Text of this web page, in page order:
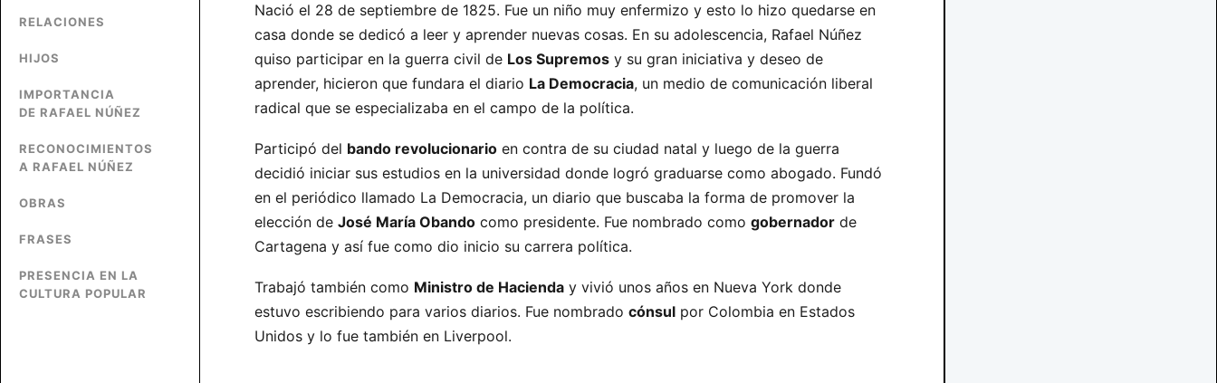
RELACIONES
HIJOS
IMPORTANCIA
DE RAFAEL NÚÑEZ
RECONOCIMIENTOS
A RAFAEL NÚÑEZ
OBRAS
FRASES
PRESENCIA EN LA
CULTURA POPULAR
Nació el 28 de septiembre de 1825. Fue un niño muy enfermizo y esto lo hizo quedarse en
casa donde se dedicó a leer y aprender nuevas cosas. En su adolescencia, Rafael Núñez
quiso participar en la guerra civil de Los Supremos y su gran iniciativa y deseo de
aprender, hicieron que fundara el diario La Democracia, un medio de comunicación liberal
radical que se especializaba en el campo de la política.
Participó del bando revolucionario en contra de su ciudad natal y luego de la guerra
decidió iniciar sus estudios en la universidad donde logró graduarse como abogado. Fundó
en el periódico llamado La Democracia, un diario que buscaba la forma de promover la
elección de José María Obando como presidente. Fue nombrado como gobernador de
Cartagena y así fue como dio inicio su carrera política.
Trabajó también como Ministro de Hacienda y vivió unos años en Nueva York donde
estuvo escribiendo para varios diarios. Fue nombrado cónsul por Colombia en Estados
Unidos y lo fue también en Liverpool.